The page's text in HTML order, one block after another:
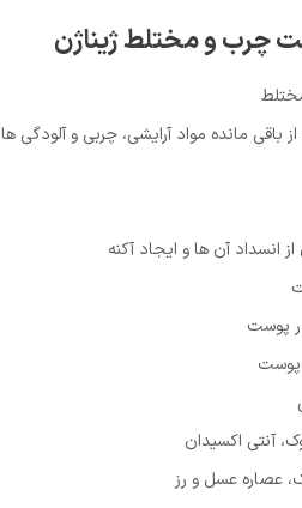
چرب و مختلط ژیناژن
باقی مانده مواد آرایشی، چربی و آلودگی ها
انسداد آن‌ ها و ایجاد آکنه
پوست
پوست
آنتی اکسیدان
عصاره عسل و رز